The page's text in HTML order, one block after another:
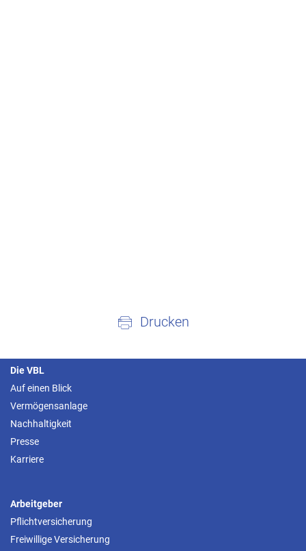
Drucken
Die VBL
Auf einen Blick
Vermögensanlage
Nachhaltigkeit
Presse
Karriere
Arbeitgeber
Pflichtversicherung
Freiwillige Versicherung